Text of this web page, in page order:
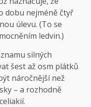
dobu nejméně čtyř
úlevu. (To se
ledvin.)
silných
šest až osm plátků
náročnější než
– a rozhodně